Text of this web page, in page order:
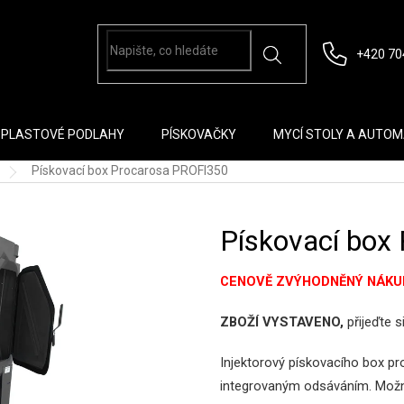
+420
PLASTOVÉ PODLAHY PÍSKOVAČKY MYCÍ STOLY A
Pískovací box Procarosa PROFI350
Pískovací box
CENOVĚ ZVÝHODNĚNÝ
ZBOŽÍ VYSTAVENO, přijeďte
Injektorový pískovacího box
integrovaným odsáváním.